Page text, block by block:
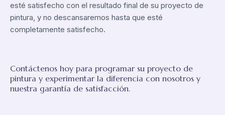
esté satisfecho con el resultado final de su proyecto de
pintura, y no descansaremos hasta que esté
completamente satisfecho.
Contáctenos hoy para programar su proyecto de
pintura y experimentar la diferencia con nosotros y
nuestra garantía de satisfacción.